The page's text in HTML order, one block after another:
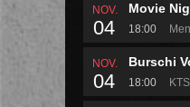
NOV.
04
Movie
18:00
NOV.
04
Burschi
18:00